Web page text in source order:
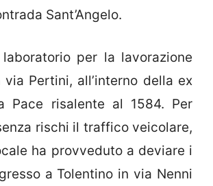
Sant’Angelo.
per la lavorazione
Pertini, all’interno della ex
Pace risalente al 1584. Per
rischi il traffico veicolare,
ha provveduto a deviare i
a Tolentino in via Nenni